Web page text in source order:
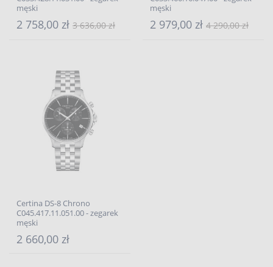
męski
2 758,00 zł 3 636,00 zł
męski
2 979,00 zł 4 290,00 zł
Certina DS-8 Chrono
C045.417.11.051.00 - zegarek
męski
2 660,00 zł